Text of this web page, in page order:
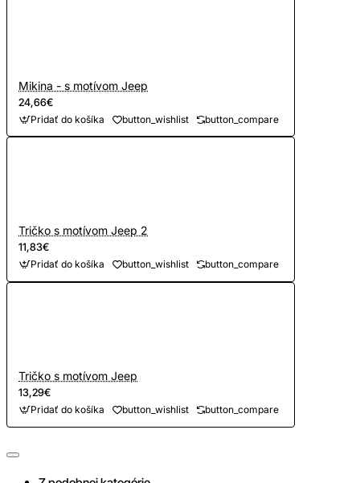
Mikina - s motívom Jeep
24,66€
Pridať do košíka button_wishlist button_compare
Tričko s motívom Jeep 2
11,83€
Pridať do košíka button_wishlist button_compare
Tričko s motívom Jeep
13,29€
Pridať do košíka button_wishlist button_compare